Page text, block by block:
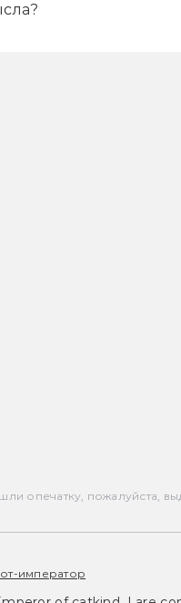
опечатку, пожалуйста,
император